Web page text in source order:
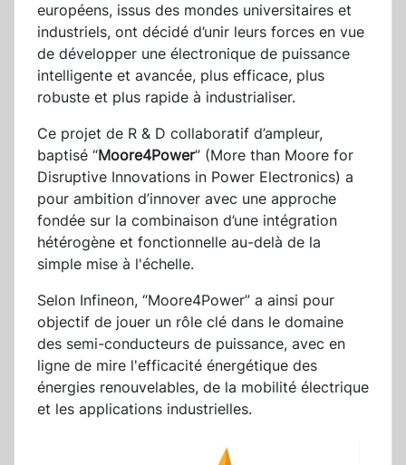
européens, issus des mondes universitaires et
industriels, ont décidé d’unir leurs forces en vue
de développer une électronique de puissance
intelligente et avancée, plus efficace, plus
robuste et plus rapide à industrialiser.
Ce projet de R & D collaboratif d’ampleur,
baptisé “Moore4Power” (More than Moore for
Disruptive Innovations in Power Electronics) a
pour ambition d’innover avec une approche
fondée sur la combinaison d’une intégration
hétérogène et fonctionnelle au-delà de la
simple mise à l'échelle.
Selon Infineon, “Moore4Power” a ainsi pour
objectif de jouer un rôle clé dans le domaine
des semi-conducteurs de puissance, avec en
ligne de mire l'efficacité énergétique des
énergies renouvelables, de la mobilité électrique
et les applications industrielles.